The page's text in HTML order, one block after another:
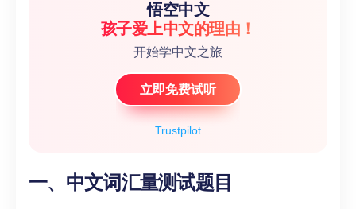
Trustpilot
悟空中文
孩子爱上中文的理由！
开始学中文之旅
立即免费试听
一、中文词汇量测试题目